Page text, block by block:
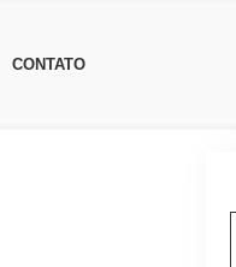
CONTATO